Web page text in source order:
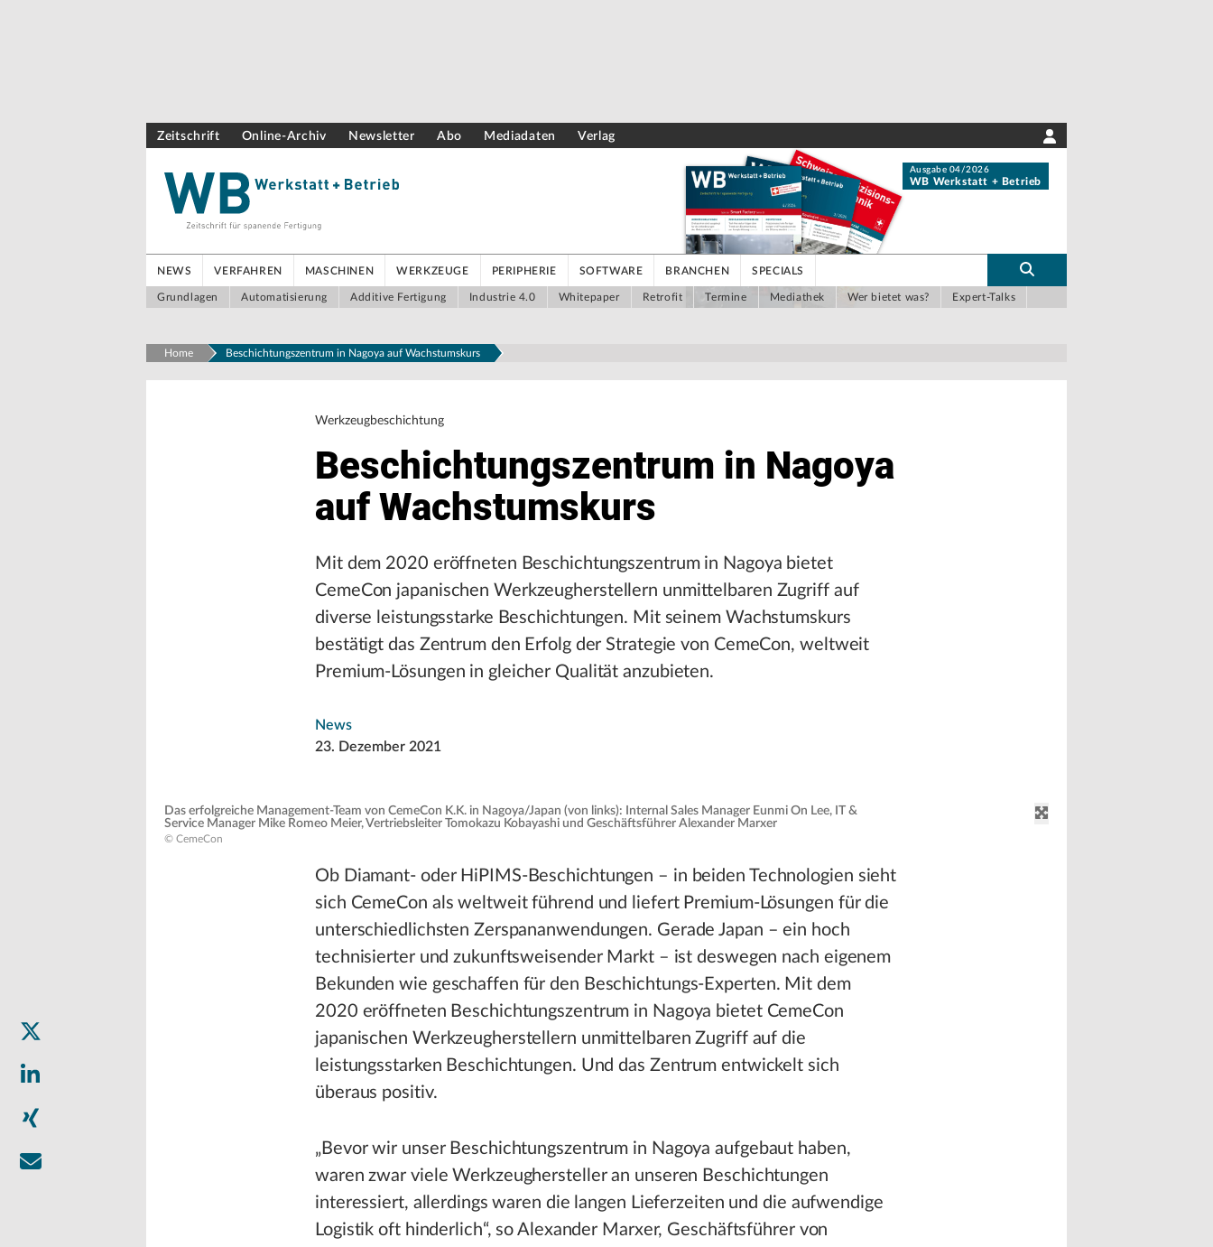
Zeitschrift Online-Archiv Newsletter Abo Mediadaten Verlag
Ausgabe 04/2026
WB Werkstatt + Betrieb
NEWS VERFAHREN MASCHINEN WERKZEUGE PERIPHERIE SOFTWARE BRANCHEN SPECIALS
Grundlagen Automatisierung Additive Fertigung Industrie 4.0 Whitepaper Retrofit Termine Mediathek Wer bietet was? Expert-Talks
Home Beschichtungszentrum in Nagoya auf Wachstumskurs
Werkzeugbeschichtung
Beschichtungszentrum in Nagoya
auf Wachstumskurs
Mit dem 2020 eröffneten Beschichtungszentrum in Nagoya bietet
CemeCon japanischen Werkzeugherstellern unmittelbaren Zugriff auf
diverse leistungsstarke Beschichtungen. Mit seinem Wachstumskurs
bestätigt das Zentrum den Erfolg der Strategie von CemeCon, weltweit
Premium-Lösungen in gleicher Qualität anzubieten.
News
23. Dezember 2021
Das erfolgreiche Management-Team von CemeCon K.K. in Nagoya/Japan (von links): Internal Sales Manager Eunmi On Lee, IT &
Service Manager Mike Romeo Meier, Vertriebsleiter Tomokazu Kobayashi und Geschäftsführer Alexander Marxer
© CemeCon
Ob Diamant- oder HiPIMS-Beschichtungen – in beiden Technologien sieht
sich CemeCon als weltweit führend und liefert Premium-Lösungen für die
unterschiedlichsten Zerspananwendungen. Gerade Japan – ein hoch
technisierter und zukunftsweisender Markt – ist deswegen nach eigenem
Bekunden wie geschaffen für den Beschichtungs-Experten. Mit dem
2020 eröffneten Beschichtungszentrum in Nagoya bietet CemeCon
japanischen Werkzeugherstellern unmittelbaren Zugriff auf die
leistungsstarken Beschichtungen. Und das Zentrum entwickelt sich
überaus positiv.
„Bevor wir unser Beschichtungszentrum in Nagoya aufgebaut haben,
waren zwar viele Werkzeughersteller an unseren Beschichtungen
interessiert, allerdings waren die langen Lieferzeiten und die aufwendige
Logistik oft hinderlich“, so Alexander Marxer, Geschäftsführer von